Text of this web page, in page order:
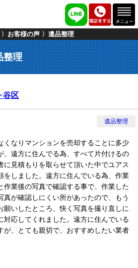
お客様の声 遺品整理
整理
谷区
遺品整理
くなりマンションを売却することに多少
、遠方に住んでる為、すべて片付けるの
に見積もりを取らせて頂いた中でユアス
をしました。遠方に住んでいる為、作業
作業後の写真で確認する事で、作業した
真が確認しにくい所があったので、もう
願いしたところ、快く写真を撮り直しに
対応してくれました。遠方に住んでいる
が、とても親切で、おすすめしたい業者